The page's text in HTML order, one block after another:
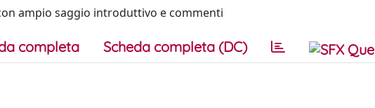
ampio saggio introduttivo e commenti
completa Scheda completa (DC)